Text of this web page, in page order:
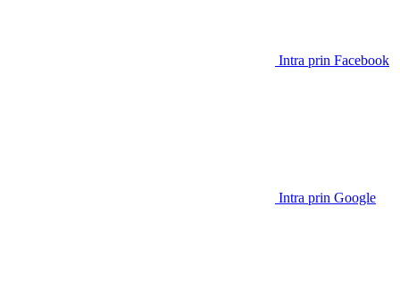
Intra prin Facebook
Intra prin Google